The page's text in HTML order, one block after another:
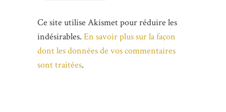
Ce site utilise Akismet pour réduire les
indésirables. En savoir plus sur la façon
dont les données de vos commentaires
sont traitées.